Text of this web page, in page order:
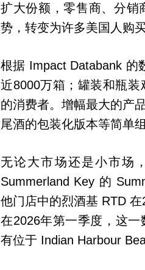
扩大份额，零售商、分销
势，转变为许多美国人购
根据 Impact Databank 的
近8000万箱；罐装和瓶
的消费者。增幅最大的产
尾酒的包装化版本等简单组
无论大市场还是小市场
Summerland Key 的
他门店中的烈酒基 RTD
在2026年第一季度，这
有位于 Indian Harbour